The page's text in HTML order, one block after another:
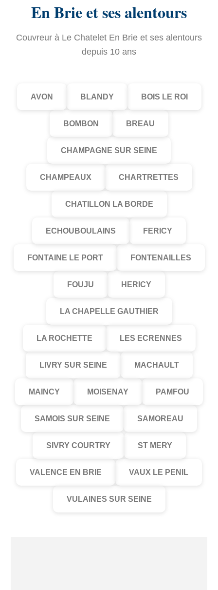
En Brie et ses alentours
Couvreur à Le Chatelet En Brie et ses alentours
depuis 10 ans
AVON BLANDY BOIS LE ROI
BOMBON BREAU
CHAMPAGNE SUR SEINE
CHAMPEAUX CHARTRETTES
CHATILLON LA BORDE
ECHOUBOULAINS FERICY
FONTAINE LE PORT FONTENAILLES
FOUJU HERICY
LA CHAPELLE GAUTHIER
LA ROCHETTE LES ECRENNES
LIVRY SUR SEINE MACHAULT
MAINCY MOISENAY PAMFOU
SAMOIS SUR SEINE SAMOREAU
SIVRY COURTRY ST MERY
VALENCE EN BRIE VAUX LE PENIL
VULAINES SUR SEINE